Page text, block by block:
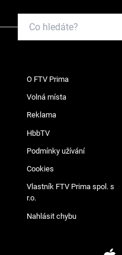
O FTV Prima
Volná místa
Reklama
HbbTV
Podmínky užívání
Cookies
Vlastník FTV Prima spol. s
r.o.
Nahlásit chybu